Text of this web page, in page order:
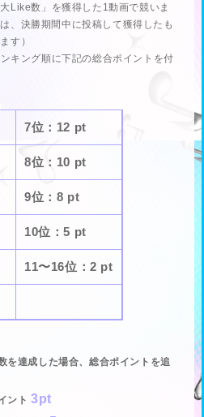
Like数」を獲得した1動画で競いま
、決勝期間中に投稿して獲得したも
す）
キング順に下記の総合ポイントを付
7位：12 pt
8位：10 pt
9位：8 pt
10位：5 pt
11〜16位：2 pt
達成した場合、総合ポイントを追
ント3pt